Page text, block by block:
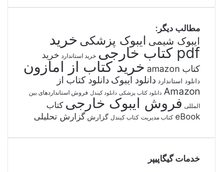
مطالب دیگر:
ایبوک شیمی ایبوک پزشکی خرید
pdf کتاب خارجی خرید استاندارد خرید
کتاب amazon
خرید کتاب از امازون
دانلود استاندارد دانلود ایبوک دانلود کتاب از
Amazon دانلود کتاب پزشکی دانلود کیندل فروش استانداردهای بین
المللی فروش ایبوک خارجی کتاب
eBook کتاب مدیریت کتاب کیندل گزارش گزارش تحلیلی
خدمات گیگاپیپر